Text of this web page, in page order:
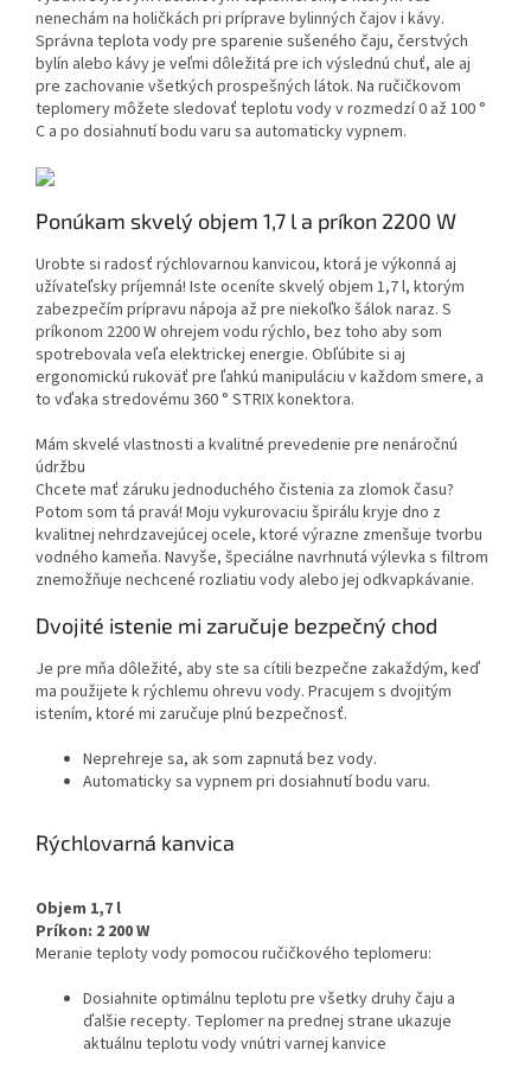
nenechám na holičkách pri príprave bylinných čajov i kávy.
Správna teplota vody pre sparenie sušeného čaju, čerstvých
bylín alebo kávy je veľmi dôležitá pre ich výslednú chuť, ale aj
pre zachovanie všetkých prospešných látok. Na ručičkovom
teplomery môžete sledovať teplotu vody v rozmedzí 0 až 100 °
C a po dosiahnutí bodu varu sa automaticky vypnem.
Ponúkam skvelý objem 1,7 l a príkon 2200 W
Urobte si radosť rýchlovarnou kanvicou, ktorá je výkonná aj
užívateľsky príjemná! Iste oceníte skvelý objem 1,7 l, ktorým
zabezpečím prípravu nápoja až pre niekoľko šálok naraz. S
príkonom 2200 W ohrejem vodu rýchlo, bez toho aby som
spotrebovala veľa elektrickej energie. Obľúbite si aj
ergonomickú rukoväť pre ľahkú manipuláciu v každom smere, a
to vďaka stredovému 360 ° STRIX konektora.
Mám skvelé vlastnosti a kvalitné prevedenie pre nenáročnú
údržbu
Chcete mať záruku jednoduchého čistenia za zlomok času?
Potom som tá pravá! Moju vykurovaciu špirálu kryje dno z
kvalitnej nehrdzavejúcej ocele, ktoré výrazne zmenšuje tvorbu
vodného kameňa. Navyše, špeciálne navrhnutá výlevka s filtrom
znemožňuje nechcené rozliatiu vody alebo jej odkvapkávanie.
Dvojité istenie mi zaručuje bezpečný chod
Je pre mňa dôležité, aby ste sa cítili bezpečne zakaždým, keď
ma použijete k rýchlemu ohrevu vody. Pracujem s dvojitým
istením, ktoré mi zaručuje plnú bezpečnosť.
Neprehreje sa, ak som zapnutá bez vody.
Automaticky sa vypnem pri dosiahnutí bodu varu.
Rýchlovarná kanvica
Objem 1,7 l
Príkon: 2 200 W
Meranie teploty vody pomocou ručičkového teplomeru:
Dosiahnite optimálnu teplotu pre všetky druhy čaju a
ďalšie recepty. Teplomer na prednej strane ukazuje
aktuálnu teplotu vody vnútri varnej kanvice